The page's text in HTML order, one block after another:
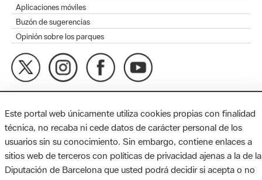
Aplicaciones móviles
Buzón de sugerencias
Opinión sobre los parques
MAPA WEB AVISO LEGAL ACCESIBILIDAD
Diputación de Barcelona. Edifici Llacuna, 1a planta. Badajoz, 49.
08005 Barcelona. Tel. 934 022 428 / xarxaparcs@diba.cat
Este portal web únicamente utiliza cookies propias con finalidad
técnica, no recaba ni cede datos de carácter personal de los
usuarios sin su conocimiento. Sin embargo, contiene enlaces a
sitios web de terceros con políticas de privacidad ajenas a la de la
Diputación de Barcelona que usted podrá decidir si acepta o no